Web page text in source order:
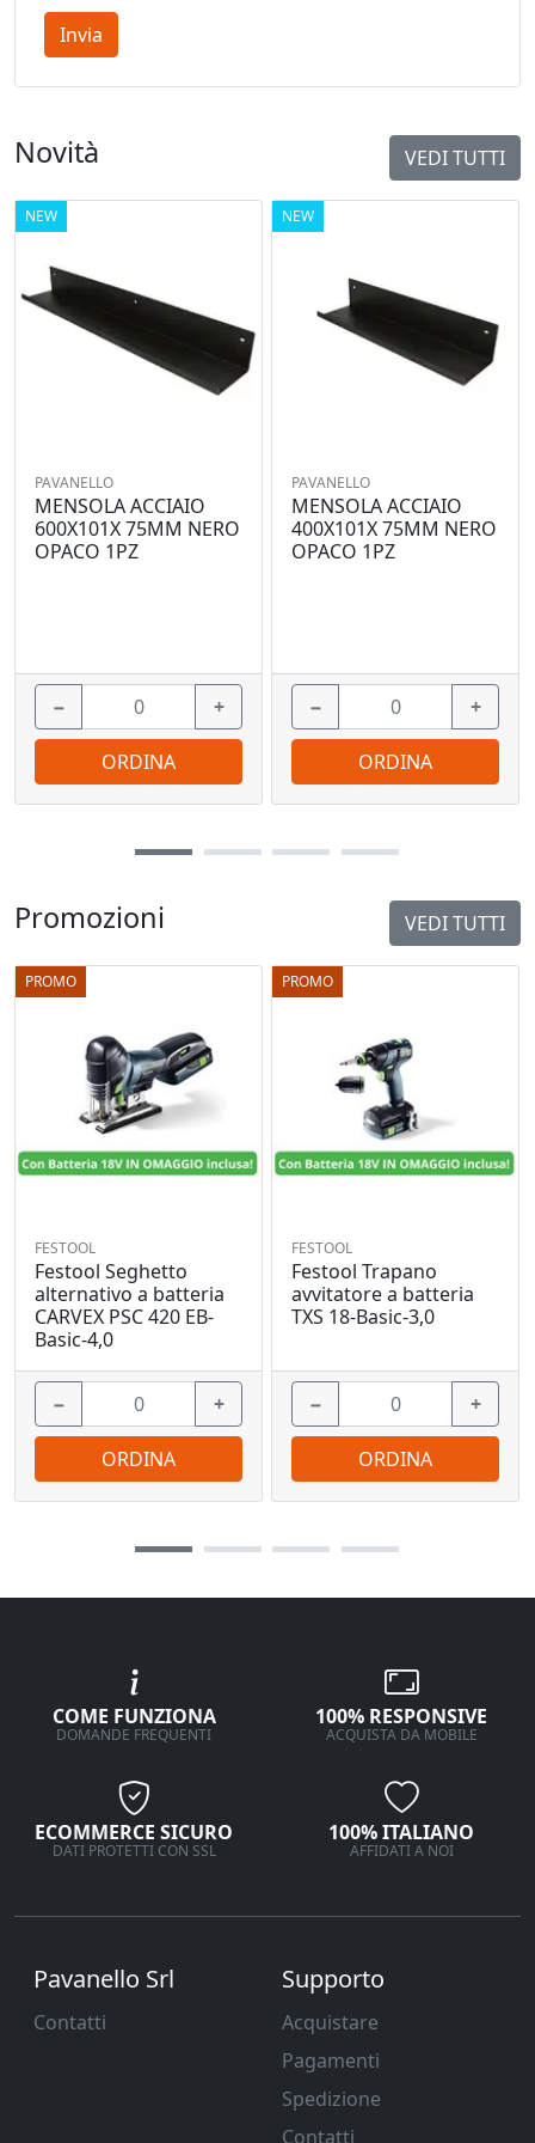
Invia
Promozioni VEDI TUTTI
PROMO
FESTOOL
Festool Seghetto
alternativo a batteria
CARVEX PSC 420 EB-
Basic-4,0
− +
ORDINA
PROMO
FESTOOL
Festool Trapano
avvitatore a batteria
TXS 18-Basic-3,0
− +
ORDINA
Novità VEDI TUTTI
NEW
PAVANELLO
MENSOLA ACCIAIO
600X101X 75MM NERO
OPACO 1PZ
− +
ORDINA
NEW
PAVANELLO
MENSOLA ACCIAIO
400X101X 75MM NERO
OPACO 1PZ
− +
ORDINA
COME FUNZIONA
DOMANDE FREQUENTI
100% RESPONSIVE
ACQUISTA DA MOBILE
ECOMMERCE SICURO
DATI PROTETTI CON SSL
100% ITALIANO
AFFIDATI A NOI
Pavanello Srl
Contatti
Supporto
Acquistare
Pagamenti
Spedizione
Contatti